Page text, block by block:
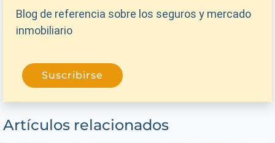
Blog de referencia sobre los seguros y mercado
inmobiliario
Suscribirse
Artículos relacionados